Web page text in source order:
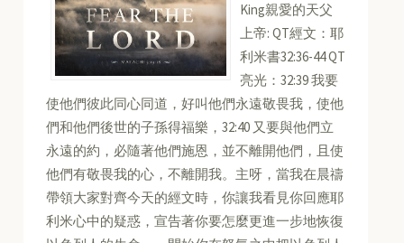
King親愛的天父
上帝: QT經文：耶
利米書32:36-44 QT
亮光：32:39 我要
使他們彼此同心同道，好叫他們永遠敬畏我，使他
們和他們後世的子孫得福樂，32:40 又要與他們立
永遠的約，必隨著他們施恩，並不離開他們，且使
他們有敬畏我的心，不離開我。主呀，當我在晨禱
帶領大家對齊今天的經文時，你讓我看見你回應耶
利米心中的疑惑，宣告著你要怎麼更進一步地恢復